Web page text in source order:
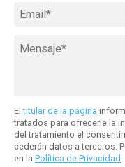
Eltitular de la página
tratados para ofrecerle la
del tratamiento el
cederán datos a terceros.
en la Política de Privacidad